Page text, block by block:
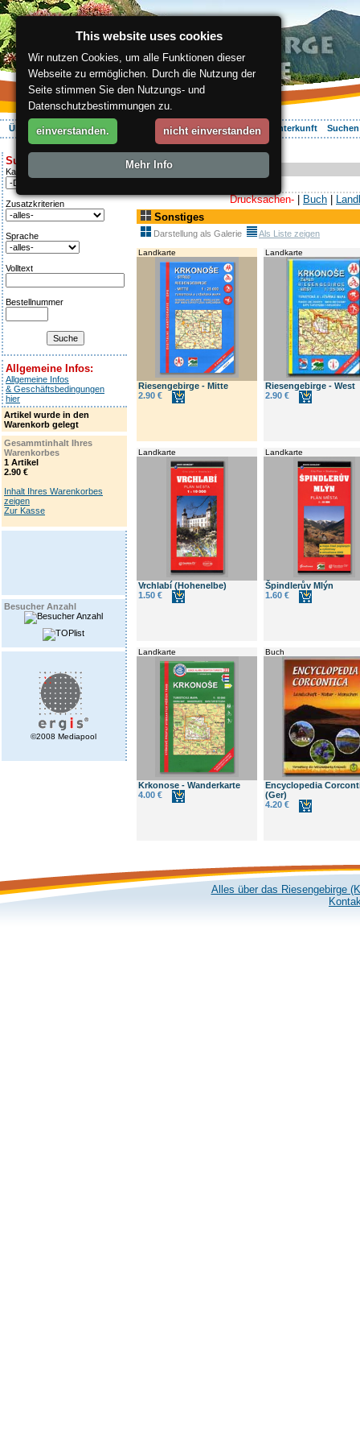
Über die Region Aktiv Erleben Entspannung Ihr Urlaub Unterkunft
Suche:
Kategorie
Zusatzkriterien
Sprache
Volltext
Bestellnummer
Allgemeine Infos:
Allgemeine Infos
& Geschäftsbedingungen
hier
Artikel wurde in den
Warenkorb gelegt
Gesammtinhalt Ihres
Warenkorbes
1 Artikel
2.90 €
Inhalt Ihres Warenkorbes
zeigen
Zur Kasse
Besucher Anzahl
©2008 Mediapool
ergis.cz>Online-Shop> Sonstiges
Online-Shop
Drucksachen- Buch
Sonstiges
Darstellung als Galerie Als Liste zeigen
Landkarte
Riesengebirge - Mitte
2.90 €
Landkarte
Riesengebirge - West
2.90 €
Landkarte
Vrchlabí (Hohenelbe)
1.50 €
Landkarte
Špindlerův Mlýn
1.60 €
Landkarte
Krkonose - Wanderkarte
4.00 €
Buch
Encyclopedia
(Ger)
4.20 €
Alles über das Riesengebirge
This website uses cookies
Wir nutzen Cookies, um alle Funktionen dieser
Webseite zu ermöglichen. Durch die Nutzung der
Seite stimmen Sie den Nutzungs- und
Datenschutzbestimmungen zu.
einverstanden. nicht einverstanden
Mehr Info